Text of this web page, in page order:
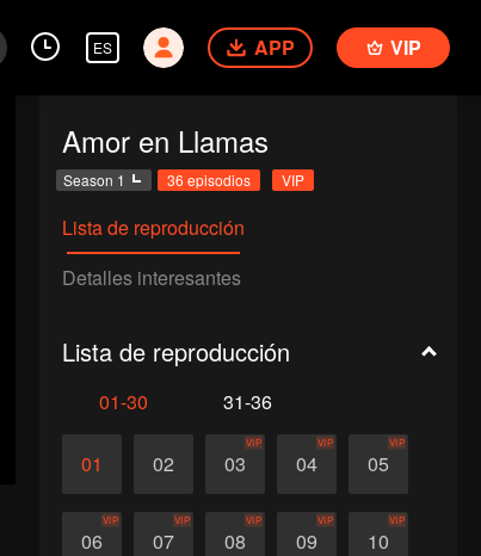
ES APP VIP
Amor en Llamas
Season 1 36 episodios VIP
Lista de reproducción
Detalles interesantes
Lista de reproducción
01-30 31-36
01 02 03
VIP
04
VIP
05
VIP
06
VIP
07
VIP
08
VIP
09
VIP
10
VIP